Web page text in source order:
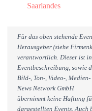
Saarlandes
Für das oben stehende
Herausgeber (siehe
verantwortlich. Dieser ist
Eventbeschreibung, sowie
Bild-, Ton-, Video-,
News Network GmbH
übernimmt keine Haftung
dargestellten Events. Auch